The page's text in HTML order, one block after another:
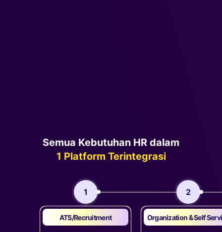
Semua Kebutuhan HR dalam
1 Platform Terintegrasi
1
ATS/Recruitment
2
Organization & Self